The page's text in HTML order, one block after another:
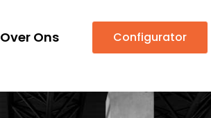
Over Ons Configurator